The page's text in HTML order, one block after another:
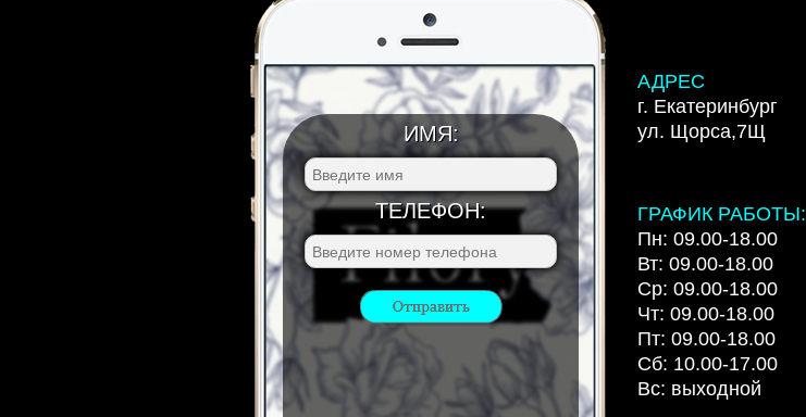
ИМЯ:
ТЕЛЕФОН:
АДРЕС
г. Екатеринбург
ул. Щорса,7Щ
ГРАФИК РАБОТЫ:
Пн: 09.00-18.00
Вт: 09.00-18.00
Ср: 09.00-18.00
Чт: 09.00-18.00
Пт: 09.00-18.00
Сб: 10.00-17.00
Вс: выходной